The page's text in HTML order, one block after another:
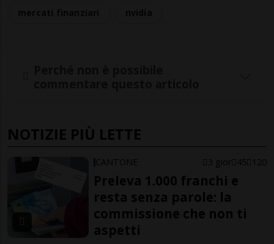
NOTIZIE PIÙ LETTE
CANTONE 3 gior 45 120
Preleva 1.000 franchi e
resta senza parole: la
commissione che non ti
aspetti